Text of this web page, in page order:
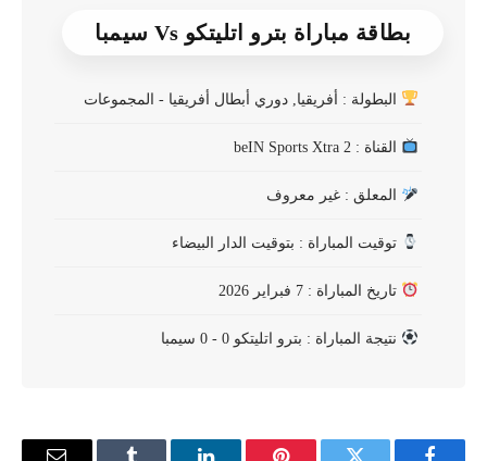
بطاقة مباراة بترو اتليتكو Vs سيمبا
البطولة : أفريقيا, دوري أبطال أفريقيا - المجموعات
القناة : beIN Sports Xtra 2
المعلق : غير معروف
توقيت المباراة : بتوقيت الدار البيضاء
تاريخ المباراة : 7 فبراير 2026
نتيجة المباراة : بترو اتليتكو 0 - 0 سيمبا